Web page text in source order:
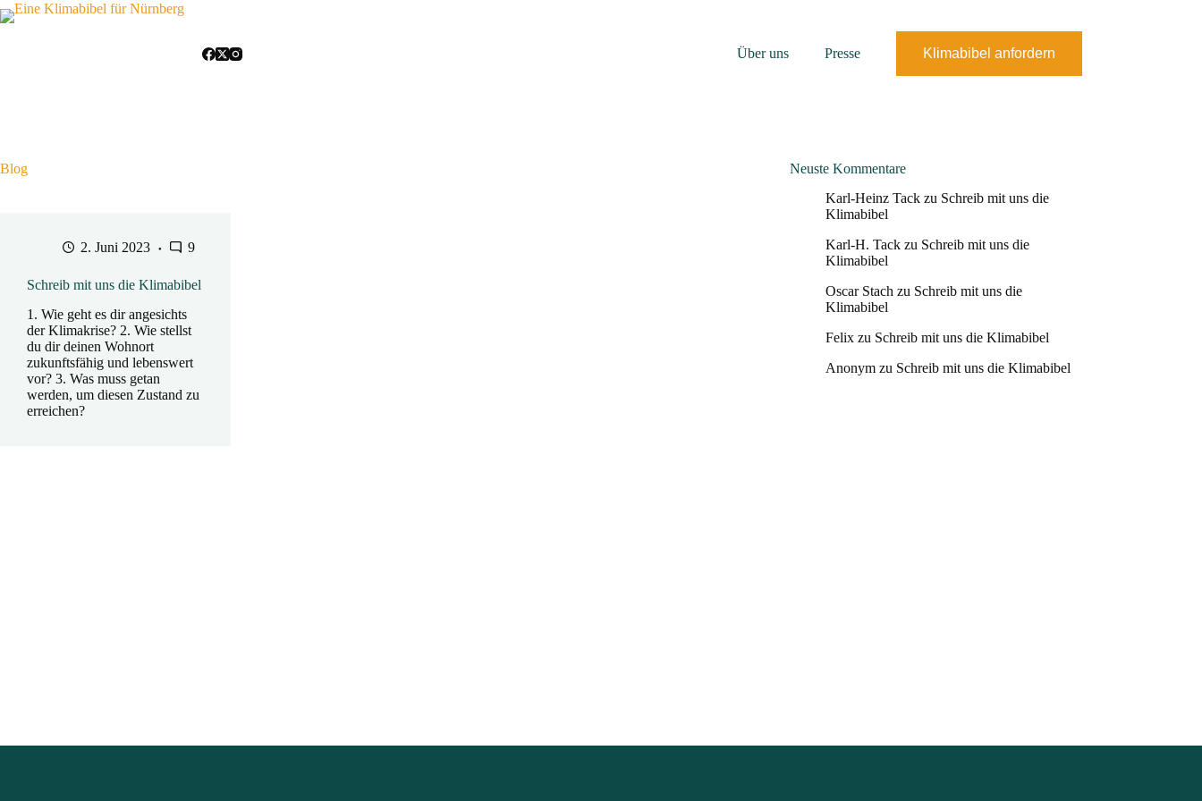
Zum
Inhalt
Über uns
Presse Klimabibel anfordern
Blog
2. Juni 2023 9
Schreib mit uns die Klimabibel
1. Wie geht es dir angesichts
der Klimakrise? 2. Wie stellst
du dir deinen Wohnort
zukunftsfähig und lebenswert
vor? 3. Was muss getan
werden, um diesen Zustand zu
erreichen?
Neuste Kommentare
Karl-Heinz Tack zu Schreib mit uns die
Klimabibel
Karl-H. Tack zu Schreib mit uns die
Klimabibel
Oscar Stach zu Schreib mit uns die
Klimabibel
Felix zu Schreib mit uns die Klimabibel
Anonym zu Schreib mit uns die Klimabibel